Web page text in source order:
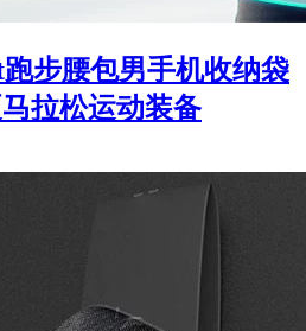
跑步腰包男手机收纳袋
拉松运动装备